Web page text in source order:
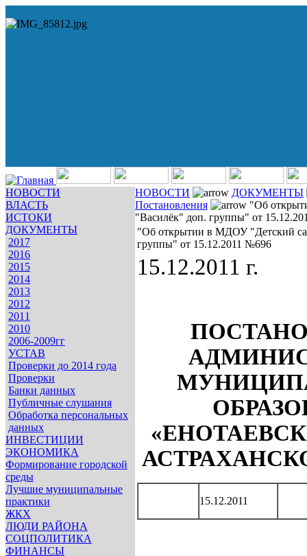
НОВОСТИ
ВЛАСТЬ
ИСТОКИ
ДОКУМЕНТЫ
2017
2016
2015
2014
2013
2012
2011
2010
2006-2009гг
УСТАВ
Проверки до 2014 года
Проверки
Банки данных
Публичные слушания
Обработка персональных
данных
ИНВЕСТИЦИИ
ЭКОНОМИКА
Формирование городской
среды
Лучшие муниципальные
практики
ЖКХ
ЛЮДИ РАЙОНА
СОЦПОЛИТИКА
ФИНАНСЫ
НОВОСТИ
ДОКУМЕНТЫ
Постановления
"Об
"Василёк" доп. группы" от
"Об открытии в МДОУ "Детский
группы" от 15.12.2011 №696
15.12.2011 г.
15.12.2011